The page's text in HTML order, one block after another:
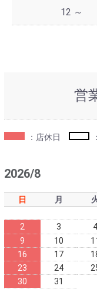
12 ～
営
：店休日
2026/8
日 月
2
3 4
9
10
16
17
23
24
30
31